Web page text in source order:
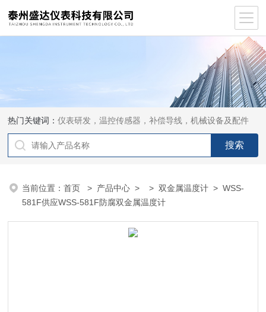
热门关键词：仪表研发，温控传感器，补偿导线，机械设备及配件
当前位置：首页 > 产品中心 > >双金属温度计 > WSS-
581F供应WSS-581F防腐双金属温度计